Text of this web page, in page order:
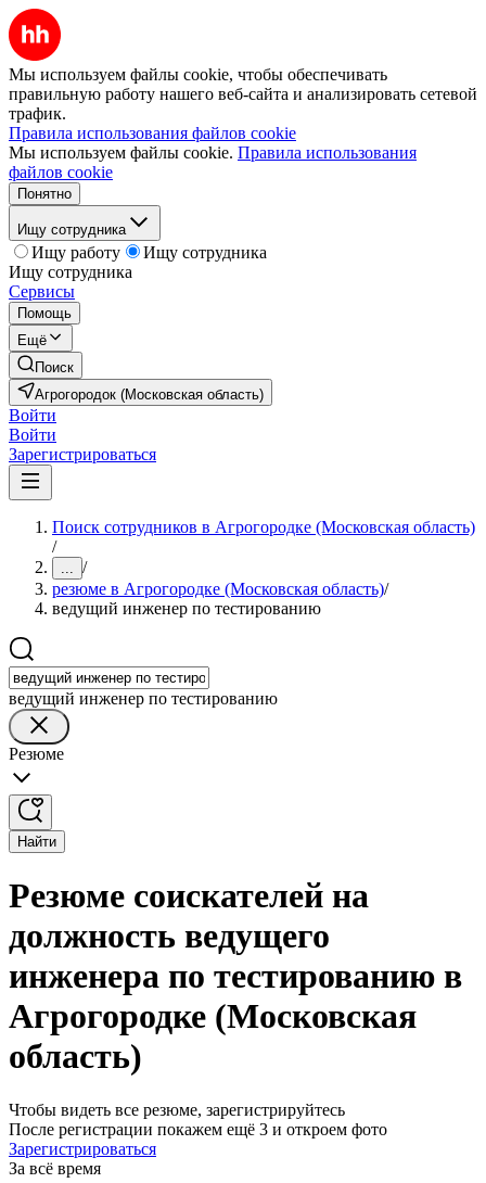
Мы используем файлы cookie, чтобы обеспечивать
правильную работу нашего веб-сайта и анализировать сетевой
трафик.
Правила использования файлов cookie
Мы используем файлы cookie. Правила использования
файлов cookie
Понятно
Ищу сотрудника
Ищу работу
Ищу сотрудника
Ищу сотрудника
Сервисы
Помощь
Ещё
Поиск
Агрогородок (Московская область)
Войти
Войти
Зарегистрироваться
Поиск сотрудников в Агрогородке (Московская область)
/
... /
резюме в Агрогородке (Московская область)/
ведущий инженер по тестированию
ведущий инженер по тестированию
Резюме
Найти
Резюме соискателей на
должность ведущего
инженера по тестированию в
Агрогородке (Московская
область)
Чтобы видеть все резюме, зарегистрируйтесь
После регистрации покажем ещё 3 и откроем фото
Зарегистрироваться
За всё время